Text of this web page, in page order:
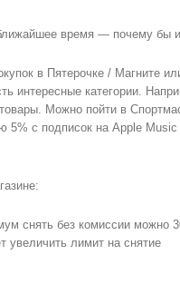
время — почему бы
в Пятерочке / Магните
интересные категории.
Можно пойти в
5% с подписок на Apple Music
снять без комиссии можно
увеличить лимит на снятие